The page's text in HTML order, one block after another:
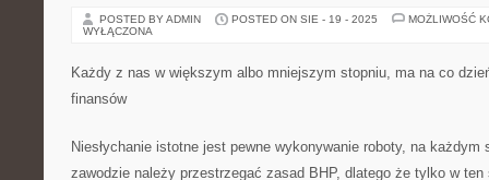
POSTED BY ADMIN POSTED ON SIE - 19 - 2025
MOŻLIWOŚĆ
WYŁĄCZONA
Każdy z nas w większym albo mniejszym stopniu, ma na co
finansów
Niesłychanie istotne jest pewne wykonywanie roboty, na
zawodzie należy przestrzegać zasad BHP, dlatego że tylko w